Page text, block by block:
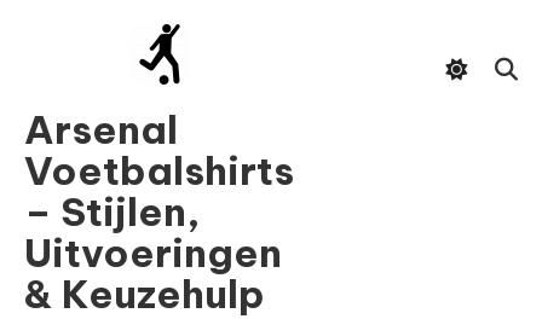
Arsenal
Voetbalshirts
– Stijlen,
Uitvoeringen
& Keuzehulp